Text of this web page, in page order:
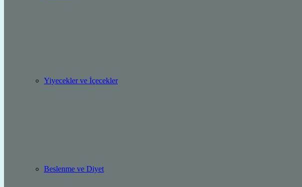
Yiyecekler ve İçecekler
Beslenme ve Diyet